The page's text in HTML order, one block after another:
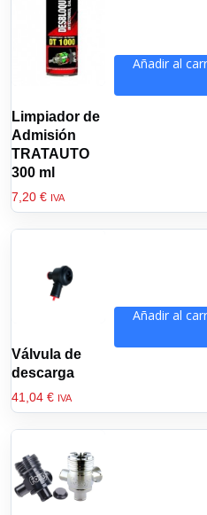
Limpiador de
Admisión
TRATAUTO
300 ml
7,20 € IVA
Añadir al
Válvula de
descarga
41,04 € IVA
Añadir al